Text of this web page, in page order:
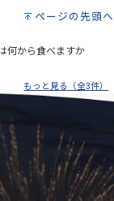
ページの先頭へ
何から食べますか
もっと見る（全3件）